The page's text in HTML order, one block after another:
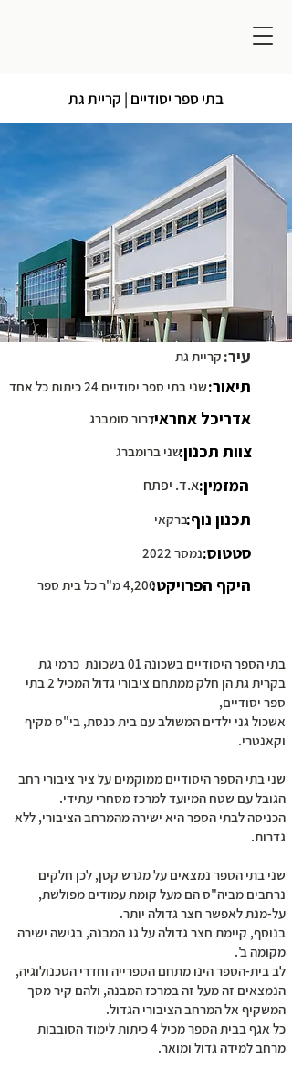
בתי ספר יסודיים | קריית גת
קריית גת
שני בתי ספר יסודיים 24 כיתות כל אחד
ברקאי
נמסר 2022
4,200 מ"ר כל בית ספר
עיר:
תיאור:
אדריכל אחראי:
צוות תכנון:
המזמין:
תכנון נוף:
סטטוס:
היקף הפרויקט:
דרור סומברג
א.ד. יפתח
שני ברומברג
בתי הספר היסודיים בשכונה 01 בשכונת כרמי גת
בקרית גת הן חלק ממתחם ציבורי גדול המכיל 2 בתי
ספר יסודיים,
אשכול גני ילדים המשולב עם בית כנסת, בי"ס מקיף
וקאנטרי.
שני בתי הספר היסודיים ממוקמים על ציר ציבורי רחב
הגובל עם שטח המיועד למרכז מסחרי עתידי.
הכניסה לבתי הספר היא ישירה מהמרחב הציבורי, ללא
גדרות.
שני בתי הספר נמצאים על מגרש קטן, לכן חלקים
נרחבים מביה"ס הם מעל קומת עמודים מפולשת,
על-מנת לאפשר חצר גדולה יותר.
בנוסף, קיימת חצר גדולה על גג המבנה, בגישה ישירה
מקומה ב'.
לב בית-הספר הינו מתחם הספרייה וחדרי הטכנולוגיה,
הנמצאים זה מעל זה במרכז המבנה, ולהם קיר מסך
המשקיף אל המרחב הציבורי הגדול.
כל אגף בבית הספר מכיל 4 כיתות לימוד הסובבות
מרחב למידה גדול ומואר.